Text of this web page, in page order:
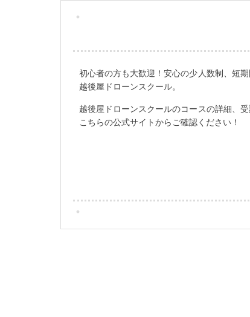
初心者の方も大歓迎！安心の少人数制、短
越後屋ドローンスクール。
越後屋ドローンスクールのコースの詳細、
こちらの公式サイトからご確認ください！